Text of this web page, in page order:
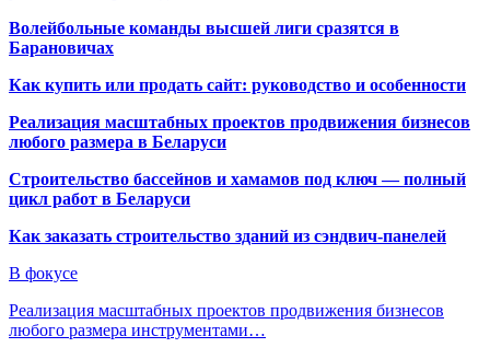
Волейбольные команды высшей лиги сразятся в
Барановичах
Как купить или продать сайт: руководство и особенности
Реализация масштабных проектов продвижения бизнесов
любого размера в Беларуси
Строительство бассейнов и хамамов под ключ — полный
цикл работ в Беларуси
Как заказать строительство зданий из сэндвич-панелей
В фокусе
Реализация масштабных проектов продвижения бизнесов
любого размера инструментами…